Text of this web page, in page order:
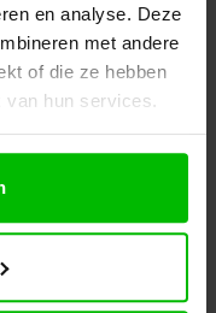
en analyse. Deze
met andere
of die ze hebben
van hun services.
840,00 Prijsklasse:
€765,00
tot
excl. BTW
offerte